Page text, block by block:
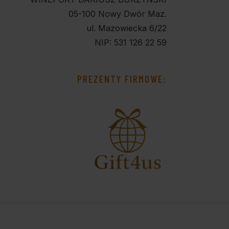
05-100 Nowy Dwór Maz.
ul. Mazowiecka 6/22
NIP: 531 126 22 59
PREZENTY FIRMOWE: